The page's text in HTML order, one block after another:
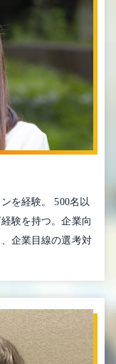
を経験。 500名以
験を持つ。企業向
企業目線の選考対